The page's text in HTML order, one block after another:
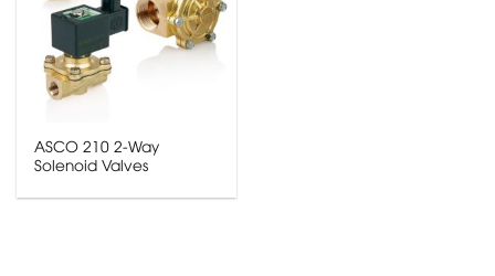
ASCO 210 2-Way
Solenoid Valves